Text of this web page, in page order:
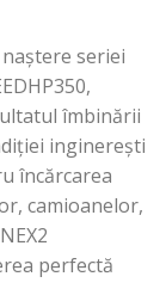
seriei
îmbinării
inginerești
încărcarea
camioanelor,
perfectă